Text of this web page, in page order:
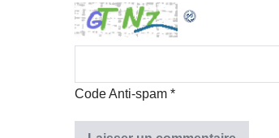
Code Anti-spam *